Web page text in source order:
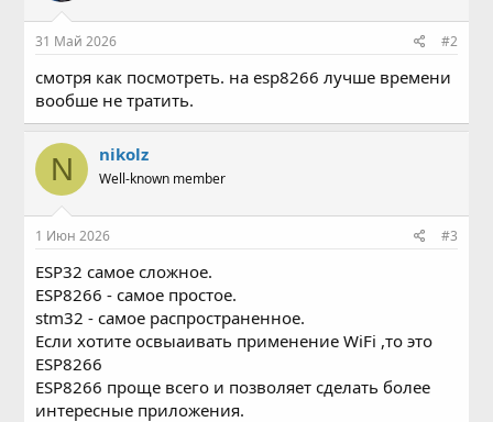
31 Май 2026 #2
смотря как посмотреть. на esp8266 лучше времени
вообше не тратить.
N nikolz
Well-known member
1 Июн 2026 #3
ESP32 самое сложное.
ESP8266 - самое простое.
stm32 - самое распространенное.
Если хотите освыаивать применение WiFi ,то это
ESP8266
ESP8266 проще всего и позволяет сделать более
интересные приложения.